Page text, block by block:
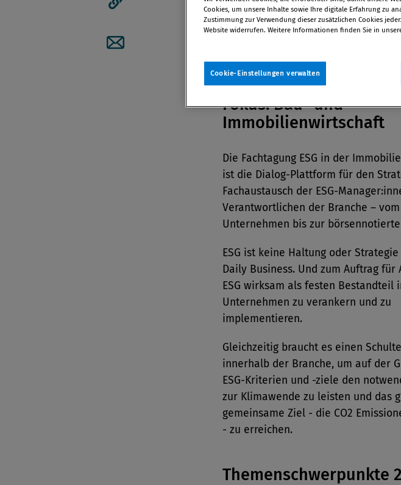
Artikellink kopieren
Artikel per Mail teilen
Fokus: Bau- und
Immobilienwirtschaft
Die Fachtagung ESG in der
ist die Dialog-Plattform für den
Fachaustausch der ESG-
Verantwortlichen der Branche – vom
Unternehmen bis zur
ESG ist keine Haltung oder
Daily Business. Und zum Auftrag für
ESG wirksam als festen Bestandteil
Unternehmen zu verankern und zu
implementieren.
Gleichzeitig braucht es einen
innerhalb der Branche, um auf der
ESG-Kriterien und -ziele den
zur Klimawende zu leisten und das
gemeinsame Ziel - die CO2
- zu erreichen.
Themenschwerpunkte
Cookies, um unsere Inhalte sowie Ihre digitale Erfahrung zu
Zustimmung zur Verwendung dieser zusätzlichen Cookies
Website widerrufen. Weitere Informationen finden Sie in
Cookie-Einstellungen verwalten